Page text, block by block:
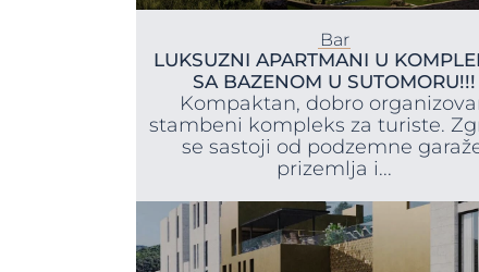
Bar
LUKSUZNI APARTMANI U
SA BAZENOM U SUTOMORU!!!
Kompaktan, dobro
stambeni kompleks za turiste.
se sastoji od podzemne
prizemlja i...